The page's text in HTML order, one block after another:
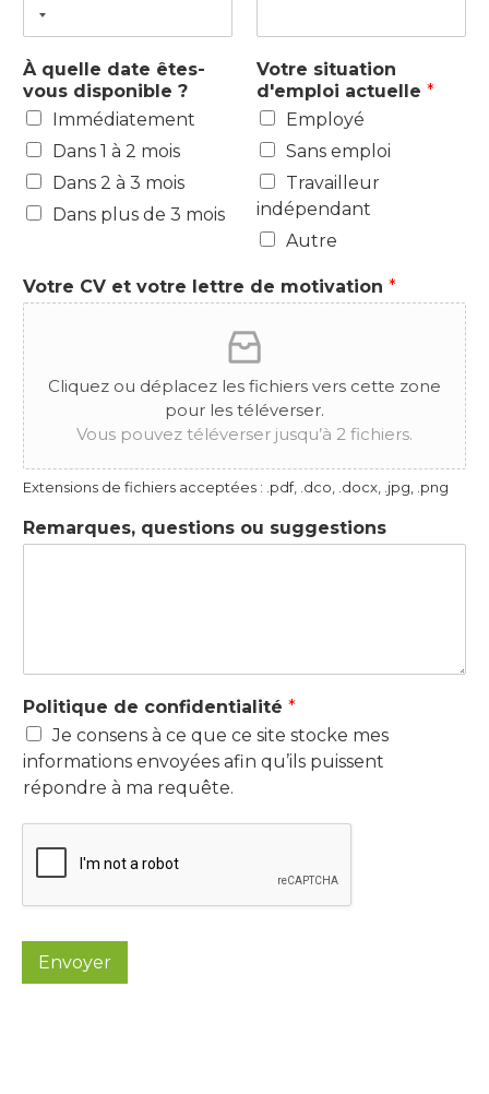
À quelle date êtes-
vous disponible ?
Immédiatement
Dans 1 à 2 mois
Dans 2 à 3 mois
Dans plus de 3 mois
Votre situation
d'emploi actuelle *
Employé
Sans emploi
Travailleur
indépendant
Autre
Votre CV et votre lettre de motivation *
Cliquez ou déplacez les fichiers vers cette zone
pour les téléverser.
Vous pouvez téléverser jusqu’à 2 fichiers.
Extensions de fichiers acceptées : .pdf, .dco, .docx, .jpg, .png
Remarques, questions ou suggestions
Politique de confidentialité *
Je consens à ce que ce site stocke mes
informations envoyées afin qu’ils puissent
répondre à ma requête.
Envoyer